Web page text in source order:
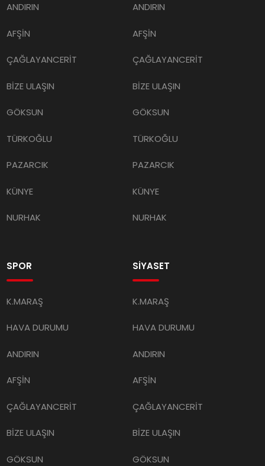
ANDIRIN
AFŞİN
ÇAĞLAYANCERİT
BİZE ULAŞIN
GÖKSUN
TÜRKOĞLU
PAZARCIK
KÜNYE
NURHAK
ANDIRIN
AFŞİN
ÇAĞLAYANCERİT
BİZE ULAŞIN
GÖKSUN
TÜRKOĞLU
PAZARCIK
KÜNYE
NURHAK
SPOR
K.MARAŞ
HAVA DURUMU
ANDIRIN
AFŞİN
ÇAĞLAYANCERİT
BİZE ULAŞIN
GÖKSUN
SİYASET
K.MARAŞ
HAVA DURUMU
ANDIRIN
AFŞİN
ÇAĞLAYANCERİT
BİZE ULAŞIN
GÖKSUN